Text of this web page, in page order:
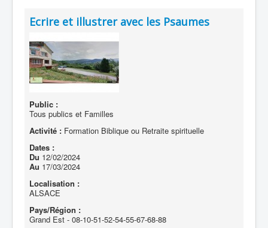
Ecrire et illustrer avec les Psaumes
Public :
Tous publics et Familles
Activité : Formation Biblique ou Retraite spirituelle
Dates :
Du 12/02/2024
Au 17/03/2024
Localisation :
ALSACE
Pays/Région :
Grand Est - 08-10-51-52-54-55-67-68-88